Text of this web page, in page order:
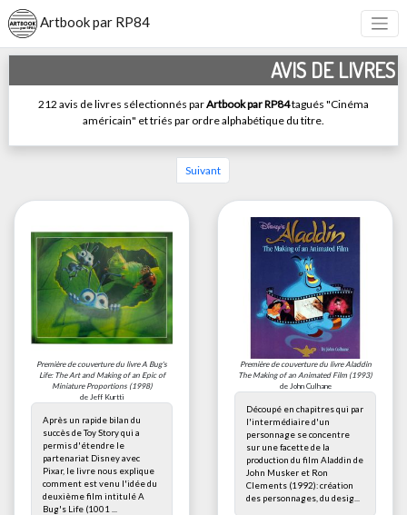
Artbook par RP84
AVIS DE LIVRES
212 avis de livres sélectionnés parArtbook par RP84tagués "Cinéma
américain" et triés par ordre alphabétique du titre.
Suivant
Première de couverture du livreA Bug's
Life: The Art and Making of an Epic of
Miniature Proportions(1998)
de Jeff Kurtti
Après un rapide bilan du
succès de Toy Story qui a
permis d'étendre le
partenariat Disney avec
Pixar, le livre nous explique
comment est venu l'idée du
deuxième film intitulé A
Bug's Life (1001 ...
Première de couverture du livreAladdin
The Making of an Animated Film (1993)
de John Culhane
Découpé en chapitres qui par
l'intermédiaire d'un
personnage se concentre
sur une facette de la
production du film Aladdin de
John Musker et Ron
Clements (1992): création
des personnages, du desig...